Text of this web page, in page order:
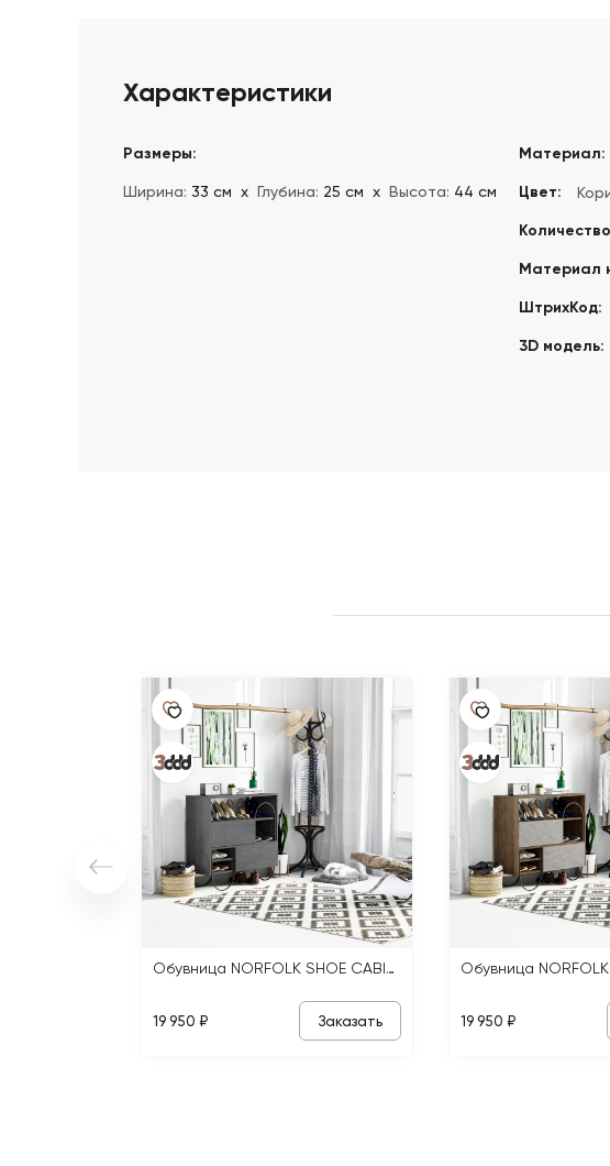
Характеристики
Размеры:
Ширина: 33 см х Глубина: 25 см х Высота: 44 см
Материал:
Цвет:
Материал
ШтрихКод:
3D модель:
Обувница NORFOLK SHOE CABINET
19 950 ₽ Заказать 19 950 ₽